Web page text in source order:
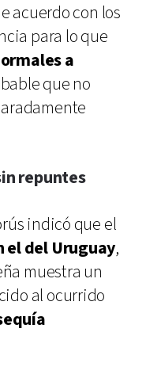
acuerdo con los
para lo que
a
que no
repuntes
indicó que el
el del Uruguay,
muestra un
al ocurrido